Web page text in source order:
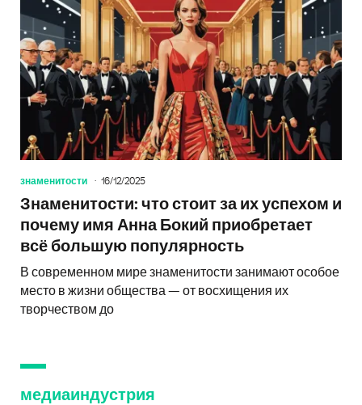
знаменитости 16/12/2025
Знаменитости: что стоит за их успехом и
почему имя Анна Бокий приобретает
всё большую популярность
В современном мире знаменитости занимают особое
место в жизни общества — от восхищения их
творчеством до
медиаиндустрия